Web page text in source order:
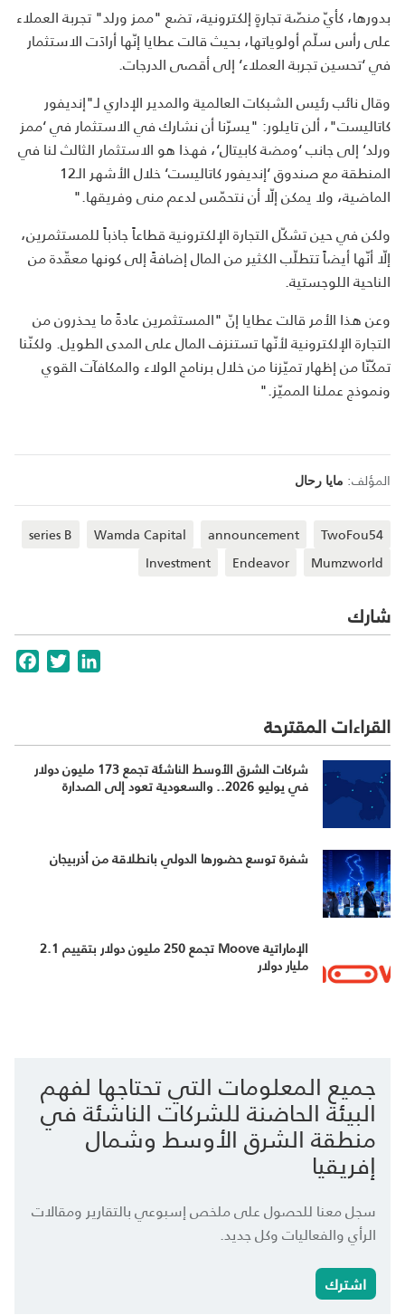
بدورها، كأيّ منصّة تجارةٍ إلكترونية، تضع "ممز ورلد" تجربة العملاء
على رأس سلّم أولوياتها، بحيث قالت عطايا إنّها أرادَت الاستثمار
في ‘تحسين تجربة العملاء‘ إلى أقصى الدرجات.
وقال نائب رئيس الشبكات العالمية والمدير الإداري لـ"إنديفور
كاتاليست"، ألن تايلور: "يسرّنا أن نشارك في الاستثمار في ‘ممز
ورلد‘ إلى جانب ‘ومضة كابيتال‘، فهذا هو الاستثمار الثالث لنا في
المنطقة مع صندوق ‘إنديفور كاتاليست‘ خلال الأشهر الـ12
الماضية، ولا يمكن إلّا أن نتحمّس لدعم منى وفريقها."
ولكن في حين تشكّل التجارة الإلكترونية قطاعاً جاذباً للمستثمرين،
إلّا أنّها أيضاً تتطلّب الكثير من المال إضافةً إلى كونها معقّدة من
الناحية اللوجستية.
وعن هذا الأمر قالت عطايا إنّ "المستثمرين عادةً ما يحذرون من
التجارة الإلكترونية لأنّها تستنزف المال على المدى الطويل. ولكنّنا
تمكّنّا من إظهار تميّزنا من خلال برنامج الولاء والمكافآت القوي
ونموذج عملنا المميّز."
المؤلف: مايا رحال
TwoFou54
announcement
Wamda Capital
series B
Mumzworld
Endeavor
Investment
شارك
TwitterLinkedIn
القراءات المقترحة
شركات الشرق الأوسط الناشئة تجمع 173 مليون دولار
في يوليو 2026.. والسعودية تعود إلى الصدارة
شفرة توسع حضورها الدولي بانطلاقة من أذربيجان
الإماراتية Moove تجمع 250 مليون دولار بتقييم 2.1
مليار دولار
جميع المعلومات التي تحتاجها لفهم
البيئة الحاضنة للشركات الناشئة في
منطقة الشرق الأوسط وشمال
إفريقيا
سجل معنا للحصول على ملخص إسبوعي بالتقارير ومقالات
الرأي والفعاليات وكل جديد.
اشترك